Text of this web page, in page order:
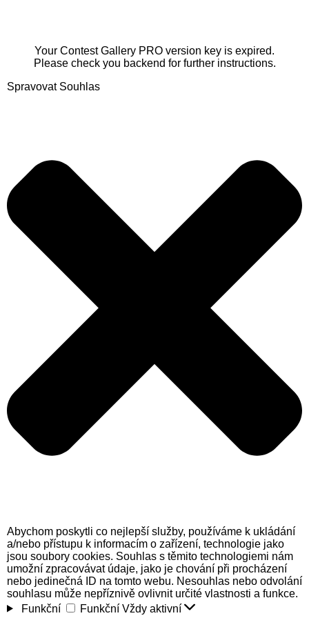
Your Contest Gallery PRO version key is expired.
Please check you backend for further instructions.
Spravovat Souhlas
Abychom poskytli co nejlepší služby, používáme k ukládání
a/nebo přístupu k informacím o zařízení, technologie jako
jsou soubory cookies. Souhlas s těmito technologiemi nám
umožní zpracovávat údaje, jako je chování při procházení
nebo jedinečná ID na tomto webu. Nesouhlas nebo odvolání
souhlasu může nepříznivě ovlivnit určité vlastnosti a funkce.
Funkční
Funkční Vždy aktivní